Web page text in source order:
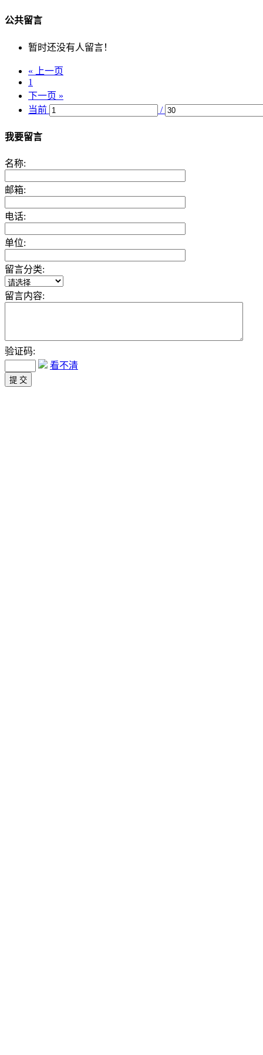
公共留言
暂时还没有人留言！
« 上一页
1
下一页 »
当前
/
我要留言
名称:
邮箱:
电话:
单位:
留言分类:
留言内容:
验证码:
看不清